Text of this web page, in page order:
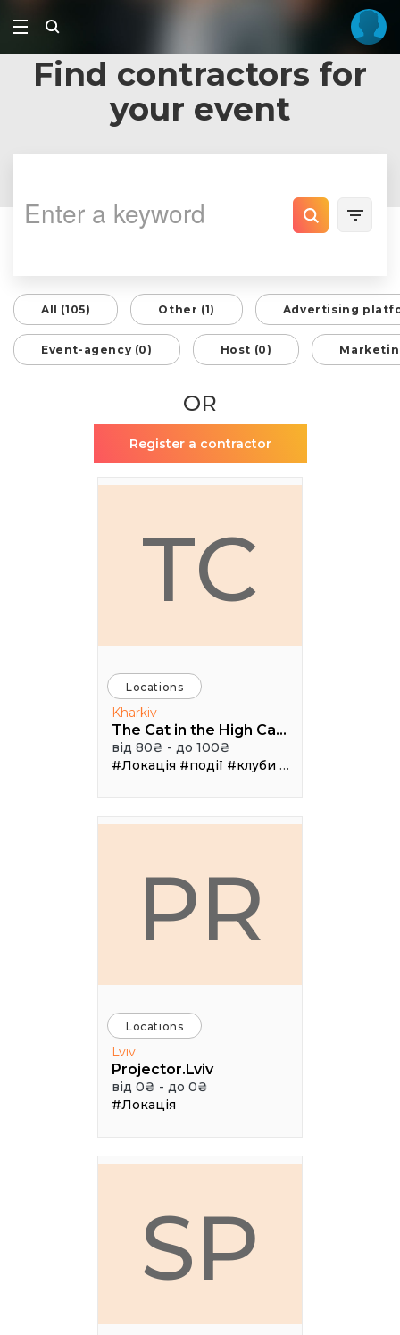
Find contractors for
your event
All (105) Other (1) Advertising
Event-agency (0) Host (0)
OR
Register a contractor
TC
Locations
Kharkiv
The Cat in the High Castle
від 80₴ - до 100₴
#Локація #події #клуби #Зал
PR
Locations
Lviv
Projector.Lviv
від 0₴ - до 0₴
#Локація
SP